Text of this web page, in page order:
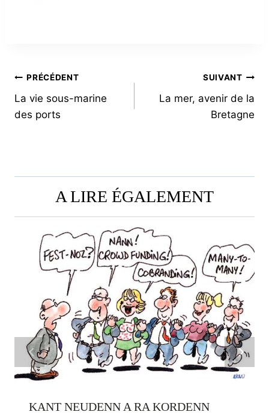
NAVIGATION
DE
PRÉCÉDENT
La vie sous-marine
des ports
SUIVANT
La mer, avenir de la
Bretagne
A LIRE ÉGALEMENT
KANT NEUDENN A RA KORDENN